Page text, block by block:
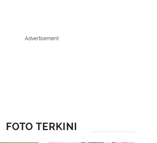
Advertisement
FOTO TERKINI